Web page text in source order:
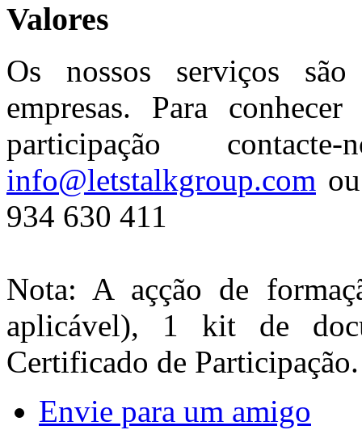
Valores
Os nossos serviços
empresas. Para
participação
info@letstalkgroup.com
934 630 411
Nota: A açção de
aplicável), 1 kit de
Certificado de Participação.
Envie para um amigo